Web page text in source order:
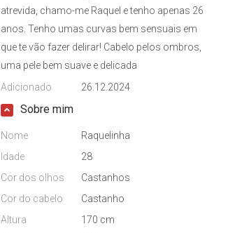
atrevida, chamo-me Raquel e tenho apenas 26
anos. Tenho umas curvas bem sensuais em
que te vão fazer delirar! Cabelo pelos ombros,
uma pele bem suave e delicada
Adicionado
26.12.2024
Sobre mim
Nome
Raquelinha
Idade
28
Cor dos olhos
Castanhos
Cor do cabelo
Castanho
Altura
170 cm